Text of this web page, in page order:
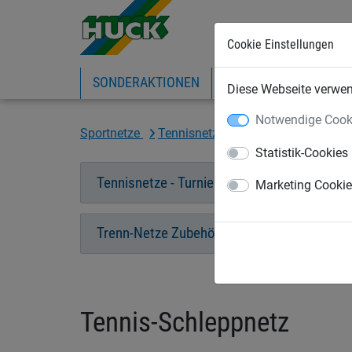
Cookie Einstellungen
Diese Webseite
Notwendige
Statistik-Cookies
Marketing
SONDERAKTIONEN EXPRESS-SHOP
Sportnetze Tennisnetze
Tennisnetze - Turnier Tennisnetz -
Trenn-Netze Zubehör
Tennis-Schleppnetz